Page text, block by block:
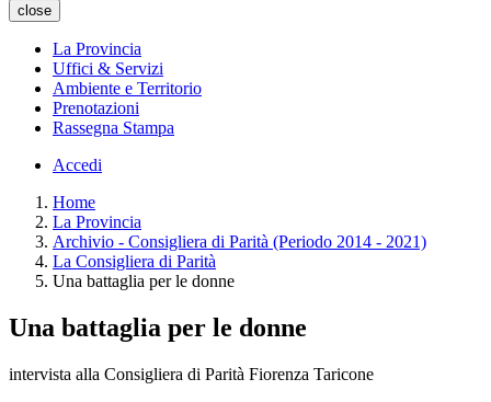
close
La Provincia
Uffici & Servizi
Ambiente e Territorio
Prenotazioni
Rassegna Stampa
Accedi
Home
La Provincia
Archivio - Consigliera di Parità (Periodo 2014 - 2021)
La Consigliera di Parità
Una battaglia per le donne
Una battaglia per le donne
intervista alla Consigliera di Parità Fiorenza Taricone